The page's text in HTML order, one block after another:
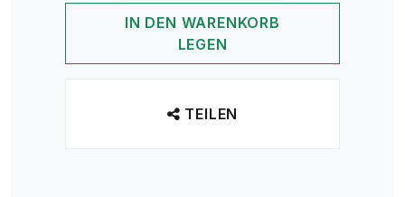
IN DEN WARENKORB
LEGEN
TEILEN